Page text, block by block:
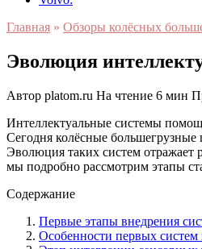
Главная » Обзоры колёсных
Эволюция
Автор platom.ru На чтение 6 мин
Интеллектуальные системы
Сегодня колёсные
Эволюция таких систем отражает
мы подробно рассмотрим этапы
Содержание
Первые этапы внедрения
Особенности первых систем